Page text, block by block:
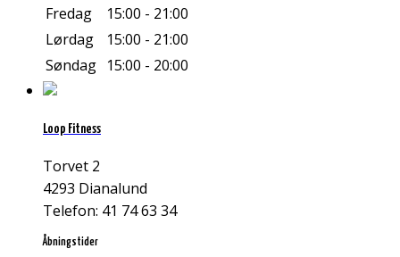
Fredag
15:00 - 21:00
Lørdag
15:00 - 21:00
Søndag 15:00 - 20:00
Loop Fitness
Torvet 2
4293 Dianalund
Telefon: 41 74 63 34
Åbningstider